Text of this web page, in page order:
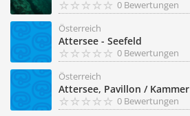
0 Bewertungen
Österreich
Attersee - Seefeld
0 Bewertungen
Österreich
Attersee, Pavillon / Kammer
0 Bewertungen